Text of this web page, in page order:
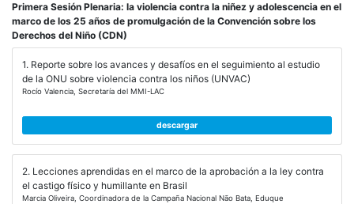
Primera Sesión Plenaria: la violencia contra la niñez y adolescencia en el
marco de los 25 años de promulgación de la Convención sobre los
Derechos del Niño (CDN)
1. Reporte sobre los avances y desafíos en el seguimiento al estudio
de la ONU sobre violencia contra los niños (UNVAC)
Rocío Valencia, Secretaría del MMI-LAC
descargar
2. Lecciones aprendidas en el marco de la aprobación a la ley contra
el castigo físico y humillante en Brasil
Marcia Oliveira, Coordinadora de la Campaña Nacional Não Bata, Eduque